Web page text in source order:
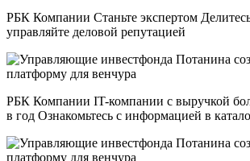
РБК Компании Станьте экспертом
управляйте деловой репутацией
РБК Компании IT-компании с выручкой
в год Ознакомьтесь с информацией в